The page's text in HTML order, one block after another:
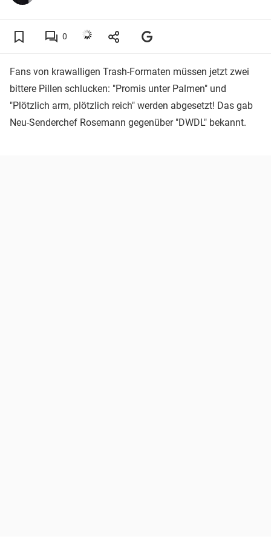
0
Fans von krawalligen Trash-Formaten müssen jetzt zwei
bittere Pillen schlucken: "Promis unter Palmen" und
"Plötzlich arm, plötzlich reich" werden abgesetzt! Das gab
Neu-Senderchef Rosemann gegenüber "DWDL" bekannt.